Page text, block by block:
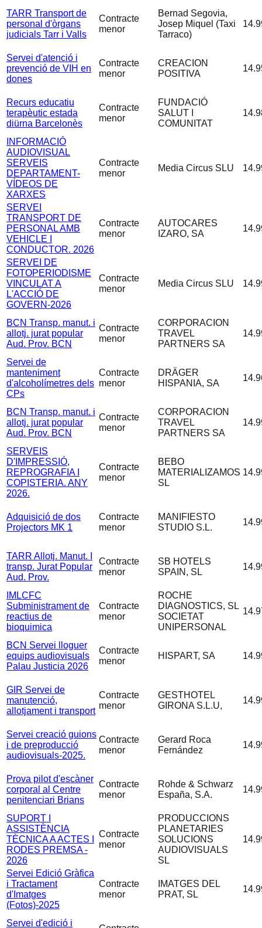
TARR Transport de
personal d'òrgans
judicials Tarr i Valls
Contracte
menor
Bernad Segovia,
Josep Miquel (Taxi
Tarraco)
Servei d'atenció i
prevenció de VIH en
dones
Contracte
menor
CREACION
POSITIVA
Recurs educatiu
terapèutic estada
diürna Barcelonès
Contracte
menor
FUNDACIÓ
SALUT I
COMUNITAT
INFORMACIÓ
AUDIOVISUAL
SERVEIS
DEPARTAMENT-
VÍDEOS DE
XARXES
Contracte
menor
Media Circus SLU
SERVEI
TRANSPORT DE
PERSONAL AMB
VEHICLE I
CONDUCTOR. 2026
Contracte
menor
AUTOCARES
IZARO, SA
SERVEI DE
FOTOPERIODISME
VINCULAT A
L'ACCIÓ DE
GOVERN-2026
Contracte
menor
Media Circus SLU
BCN Transp. manut. i
allotj. jurat popular
Aud. Prov. BCN
Contracte
menor
CORPORACION
TRAVEL
PARTNERS SA
Servei de
manteniment
d'alcoholímetres dels
CPs
Contracte
menor
DRÄGER
HISPANIA, SA
BCN Transp. manut. i
allotj. jurat popular
Aud. Prov. BCN
Contracte
menor
CORPORACION
TRAVEL
PARTNERS SA
SERVEIS
D'IMPRESSIÓ,
REPROGRAFIA I
COPISTERIA. ANY
2026.
Contracte
menor
BEBO
MATERIALIZAMOS
SL
Adquisició de dos
Projectors MK 1
Contracte
menor
MANIFIESTO
STUDIO S.L.
TARR Allotj. Manut. I
transp. Jurat Popular
Aud. Prov.
Contracte
menor
SB HOTELS
SPAIN, SL
IMLCFC
Subministrament de
reactius de
bioquimica
Contracte
menor
ROCHE
DIAGNOSTICS, SL
SOCIETAT
UNIPERSONAL
BCN Servei lloguer
equips audiovisuals
Palau Justicia 2026
Contracte
menor
HISPART, SA
GIR Servei de
manutenció,
allotjament i transport
Contracte
menor
GESTHOTEL
GIRONA S.L.U,
Servei creació guions
i de preproducció
audiovisuals-2025.
Contracte
menor
Gerard Roca
Fernández
Prova pilot d'escàner
corporal al Centre
penitenciari Brians
Contracte
menor
Rohde & Schwarz
España, S.A.
SUPORT I
ASSISTÈNCIA
TÈCNICA A ACTES I
RODES PREMSA -
2026
Contracte
menor
PRODUCCIONS
PLANETARIES
SOLUCIONS
AUDIOVISUALS
SL
Servei Edició Gràfica
i Tractament
d'Imatges
(Fotos)-2025
Contracte
menor
IMATGES DEL
PRAT, SL
Servei d'edició i